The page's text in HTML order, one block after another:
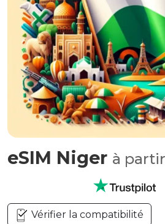
eSIM Niger à
Vérifier la compatibilité